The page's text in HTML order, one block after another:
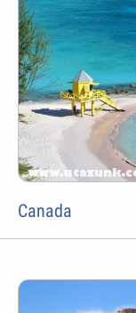
Canada